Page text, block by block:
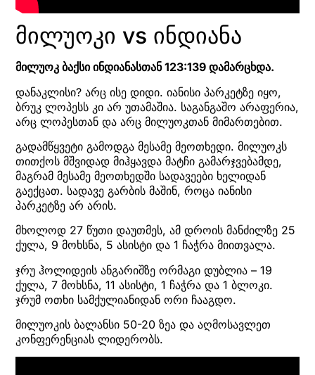
მილუოკი vs ინდიანა
მილუოკ ბაქსი ინდიანასთან 123:139 დამარცხდა.
დანაკლისი? არც ისე დიდი. იანისი პარკეტზე იყო,
ბრუკ ლოპესს კი არ უთამაშია. საგანგაშო არაფერია,
არც ლოპესთან და არც მილუოკთან მიმართებით.
გადამწყვეტი გამოდგა მესამე მეოთხედი. მილუოკს
თითქოს მშვიდად მიჰყავდა მატჩი გამარჯვებამდე,
მაგრამ მესამე მეოთხედში სადავეები ხელიდან
გაექცათ. სადავე გარბის მაშინ, როცა იანისი
პარკეტზე არ არის.
მხოლოდ 27 წუთი დაუთმეს, ამ დროის მანძილზე 25
ქულა, 9 მოხსნა, 5 ასისტი და 1 ჩაჭრა მიითვალა.
ჯრუ ჰოლიდეის ანგარიშზე ორმაგი დუბლია – 19
ქულა, 7 მოხსნა, 11 ასისტი, 1 ჩაჭრა და 1 ბლოკი.
ჯრუმ ოთხი სამქულიანიდან ორი ჩააგდო.
მილუოკის ბალანსი 50-20 ზეა და აღმოსავლეთ
კონფერენციას ლიდერობს.